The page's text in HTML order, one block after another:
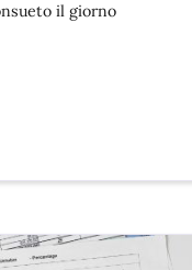
il giorno
AGRICOLO AGOSTO 2026}